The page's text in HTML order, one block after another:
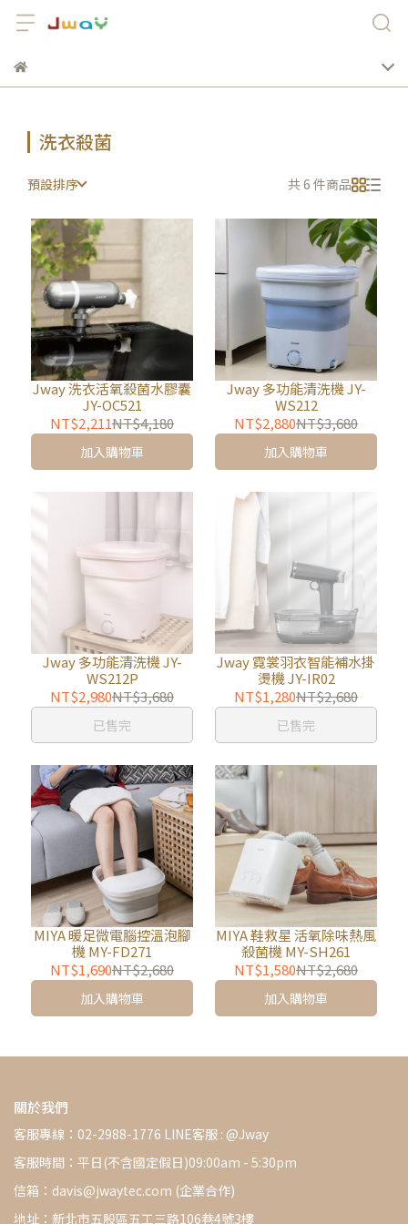
洗衣殺菌
預設排序 共 6 件商品
Jway 洗衣活氧殺菌水膠囊
JY-OC521
NT$2,211NT$4,180
加入購物車
Jway 多功能清洗機 JY-
WS212
NT$2,880NT$3,680
加入購物車
Jway 多功能清洗機 JY-
WS212P
NT$2,980NT$3,680
已售完
Jway 霓裳羽衣智能補水掛
燙機 JY-IR02
NT$1,280NT$2,680
已售完
MIYA 暖足微電腦控溫泡腳
機 MY-FD271
NT$1,690NT$2,680
加入購物車
MIYA 鞋救星 活氧除味熱風
殺菌機 MY-SH261
NT$1,580NT$2,680
加入購物車
關於我們
客服專線：02-2988-1776 LINE客服 : @Jway
客服時間：平日(不含國定假日)09:00am - 5:30pm
信箱：davis@jwaytec.com (企業合作)
地址：新北市五股區五工三路106巷4號3樓